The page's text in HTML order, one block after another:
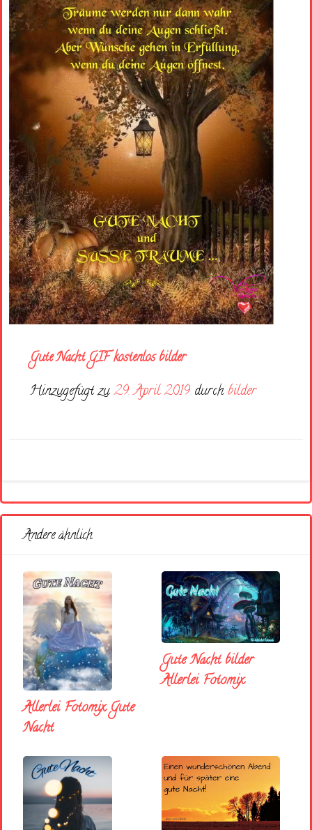
Gute Nacht GIF kostenlos bilder
Hinzugefügt zu29. April 2019 durch bilder
Andere ähnlich
Allerlei Fotomix Gute
Nacht
Gute Nacht bilder
Allerlei Fotomix